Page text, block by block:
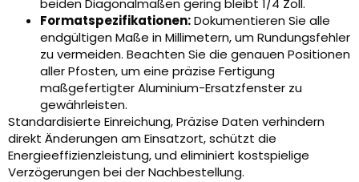
beiden Diagonalmaßen gering bleibt 1/4 Zoll.
Formatspezifikationen:Dokumentieren Sie alle
endgültigen Maße in Millimetern, um Rundungsfehler
zu vermeiden. Beachten Sie die genauen Positionen
aller Pfosten, um eine präzise Fertigung
maßgefertigter Aluminium-Ersatzfenster zu
gewährleisten.
Standardisierte Einreichung, Präzise Daten verhindern
direkt Änderungen am Einsatzort, schützt die
Energieeffizienzleistung, und eliminiert kostspielige
Verzögerungen bei der Nachbestellung.